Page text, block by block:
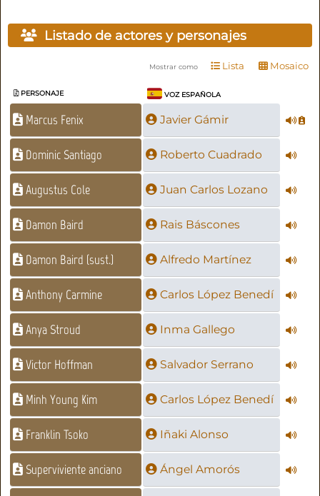
Listado de actores y personajes
Mostrar como Lista Mosaico
PERSONAJE VOZ ESPAÑOLA
Marcus Fenix Javier Gámir
Dominic Santiago Roberto Cuadrado
Augustus Cole Juan Carlos Lozano
Damon Baird Rais Báscones
Damon Baird (sust.) Alfredo Martínez
Anthony Carmine Carlos López Benedí
Anya Stroud Inma Gallego
Victor Hoffman Salvador Serrano
Minh Young Kim Carlos López Benedí
Franklin Tsoko Iñaki Alonso
Superviviente anciano Ángel Amorós